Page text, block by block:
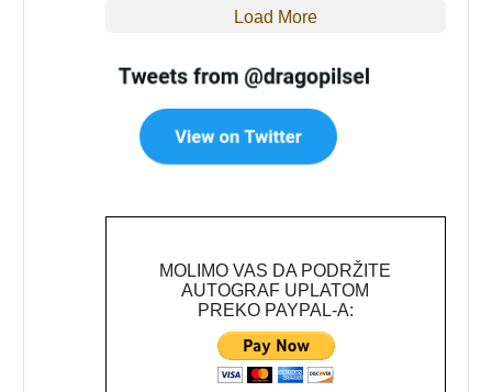
Load More
MOLIMO VAS DA PODRŽITE
AUTOGRAF UPLATOM
PREKO PAYPAL-A: